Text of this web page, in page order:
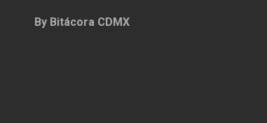
By Bitácora CDMX